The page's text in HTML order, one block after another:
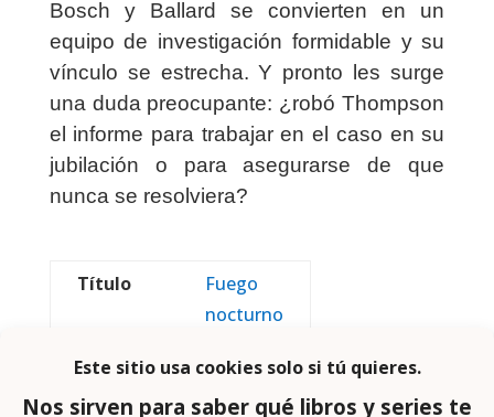
Bosch y Ballard se convierten en un
equipo de investigación formidable y su
vínculo se estrecha. Y pronto les surge
una duda preocupante: ¿robó Thompson
el informe para trabajar en el caso en su
jubilación o para asegurarse de que
nunca se resolviera?
Título
Fuego
nocturno
Autor
Michael